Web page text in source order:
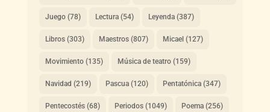
Juego(78) Lectura(54) Leyenda(387)
Libros(303) Maestros(807) Micael (127)
Movimiento(135) Música de teatro(159)
Navidad (219) Pascua(120) Pentatónica(347)
Pentecostés(68) Periodos(1049) Poema(256)